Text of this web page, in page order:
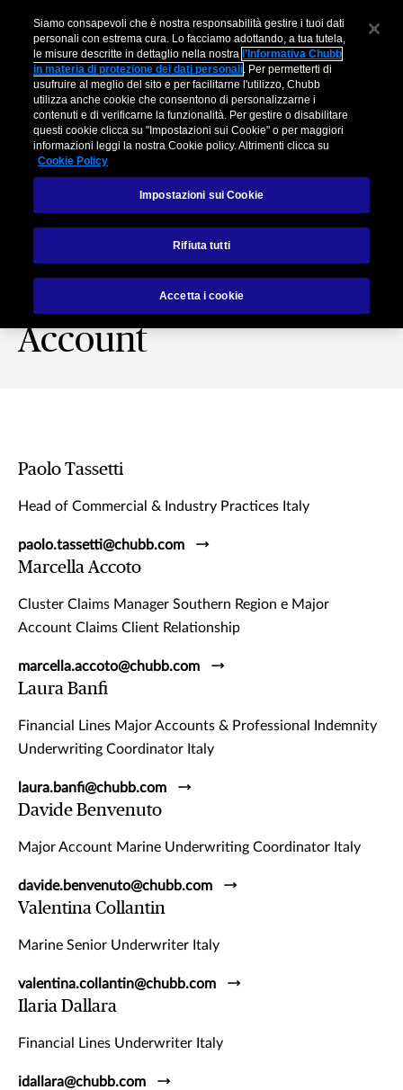
Vi presentiamo il
nostro team dedicato
ai clienti Major
Account
Paolo Tassetti
Head of Commercial & Industry Practices Italy
paolo.tassetti@chubb.com
Marcella Accoto
Cluster Claims Manager Southern Region e Major
Account Claims Client Relationship
marcella.accoto@chubb.com
Laura Banfi
Financial Lines Major Accounts & Professional Indemnity
Underwriting Coordinator Italy
laura.banfi@chubb.com
Davide Benvenuto
Major Account Marine Underwriting Coordinator Italy
davide.benvenuto@chubb.com
Valentina Collantin
Marine Senior Underwriter Italy
valentina.collantin@chubb.com
Ilaria Dallara
Financial Lines Underwriter Italy
idallara@chubb.com
Siamo consapevoli che è nostra responsabilità gestire i tuoi dati
personali con estrema cura. Lo facciamo adottando, a tua tutela,
le misure descritte in dettaglio nella nostra l’Informativa Chubb
in materia di protezione dei dati personali. Per permetterti di
usufruire al meglio del sito e per facilitarne l'utilizzo, Chubb
utilizza anche cookie che consentono di personalizzarne i
contenuti e di verificarne la funzionalità. Per gestire o disabilitare
questi cookie clicca su "Impostazioni sui Cookie" o per maggiori
informazioni leggi la nostra Cookie policy. Altrimenti clicca su
Cookie Policy
Impostazioni sui Cookie
Rifiuta tutti
Accetta i cookie